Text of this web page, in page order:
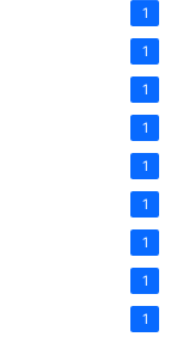
1
1
1
1
1
1
1
1
1